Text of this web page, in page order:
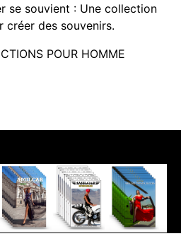
se souvient : Une collection
créer des souvenirs.
POUR HOMME